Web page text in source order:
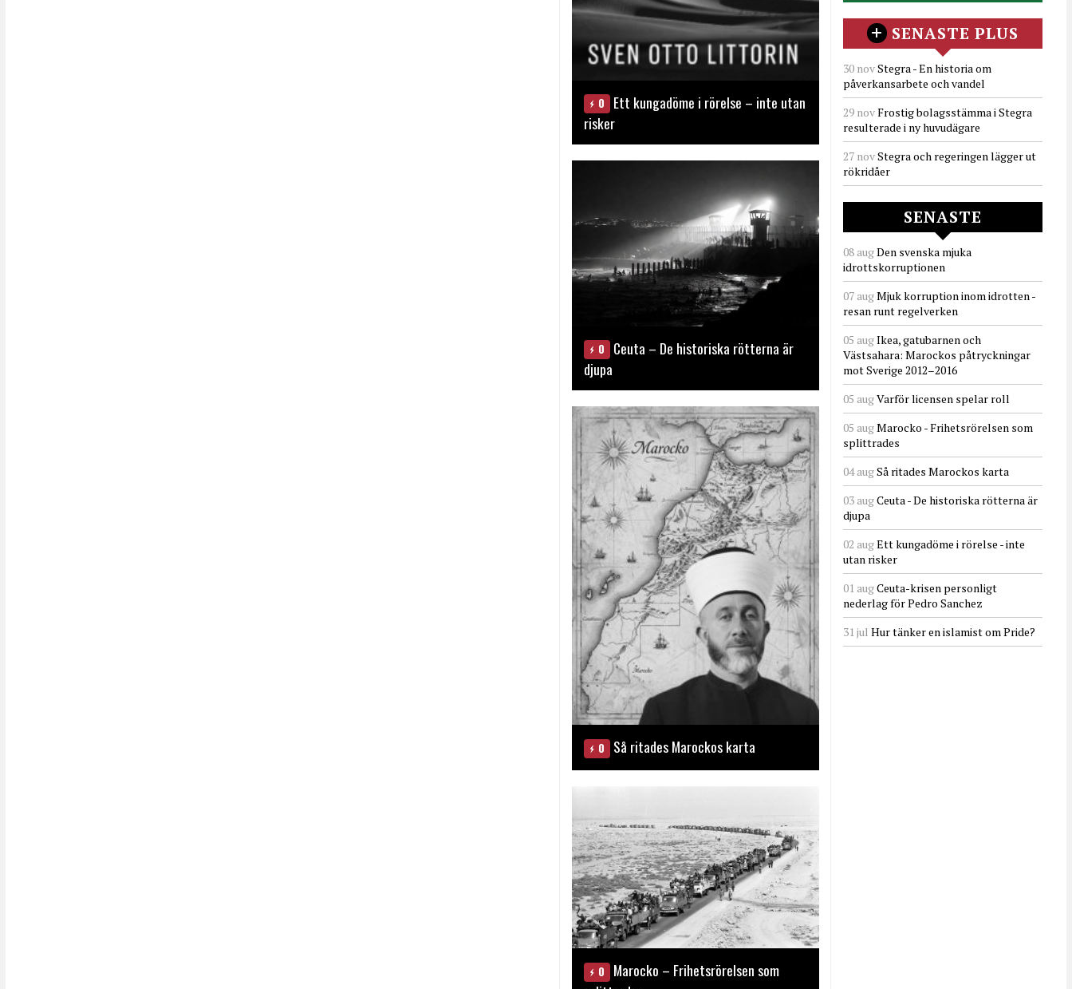
0
Ett kungadöme i rörelse – inte utan
risker
0
Ceuta – De historiska rötterna är
djupa
0 Så ritades Marockos karta
0
Marocko – Frihetsrörelsen som
SENASTE PLUS
30 novStegra - En historia om
påverkansarbete och vandel
29 novFrostig bolagsstämma i Stegra
resulterade i ny huvudägare
27 novStegra och regeringen lägger ut
rökridåer
SENASTE
08 augDen svenska mjuka
idrottskorruptionen
07 augMjuk korruption inom idrotten -
resan runt regelverken
05 augIkea, gatubarnen och
Västsahara: Marockos påtryckningar
mot Sverige 2012–2016
05 augVarför licensen spelar roll
05 augMarocko - Frihetsrörelsen som
splittrades
04 augSå ritades Marockos karta
03 augCeuta - De historiska rötterna är
djupa
02 augEtt kungadöme i rörelse - inte
utan risker
01 augCeuta-krisen personligt
nederlag för Pedro Sanchez
31 jul Hur tänker en islamist om Pride?